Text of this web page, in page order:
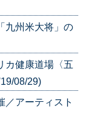
九州米大将」の
カ健康道場〈五
08/29)
／アーティスト